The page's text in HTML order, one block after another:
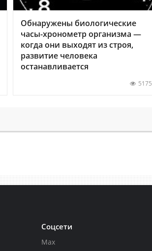
Обнаружены биологические
часы-хронометр организма —
когда они выходят из строя,
развитие человека
останавливается
5175
Соцсети
Max